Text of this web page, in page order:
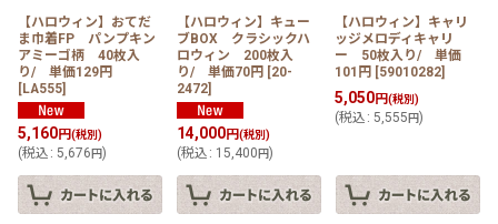
【ハロウィン】おてだ
ま巾着FP パンプキン
アミーゴ柄 40枚入
り/ 単価129円
[LA555]
5,160円(税別)
(税込 : 5,676 円)
【ハロウィン】キュー
ブBOX クラシックハ
ロウィン 200枚入
り/ 単価70円 [20-
2472]
14,000円(税別)
(税込 : 15,400 円)
【ハロウィン】キャリ
ッジメロディキャリ
ー 50枚入り/ 単価
101円 [59010282]
5,050円(税別)
(税込 : 5,555円)